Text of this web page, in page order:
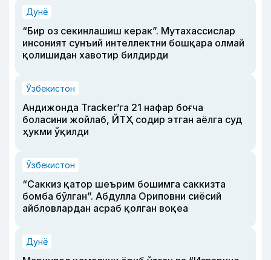
Дунё
“Бир оз секинлашиш керак”. Мутахассислар
инсоният сунъий интеллектни бошқара олмай
қолишидан хавотир билдирди
Ўзбекистон
Андижонда Tracker’га 21 нафар боғча
боласини жойлаб, ЙТҲ содир этган аёлга суд
ҳукми ўқилди
Ўзбекистон
“Саккиз қатор шеърим бошимга саккизта
бомба бўлган”. Абдулла Ориповни сиёсий
айбловлардан асраб қолган воқеа
Дунё